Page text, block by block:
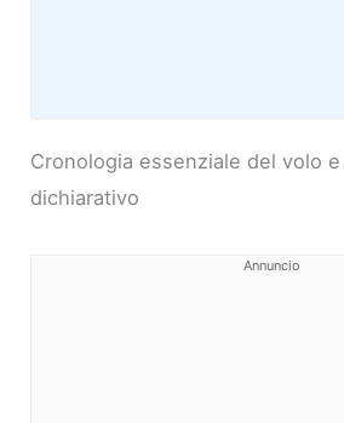
Cronologia essenziale del volo
dichiarativo
Annuncio